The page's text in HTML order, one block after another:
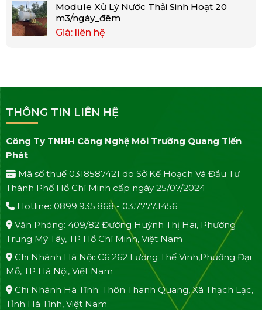
Module Xử Lý Nước Thải Sinh Hoạt 20
m3/ngày_đêm
Giá: liên hệ
THÔNG TIN LIÊN HỆ
Công Ty TNHH Công Nghệ Môi Trường Quang Tiến
Phát
Mã số thuế 0318587421 do Sở Kế Hoạch Và Đầu Tư
Thành Phố Hồ Chí Minh cấp ngày 25/07/2024
Hotline: 0899.935.868 - 03.7777.1456
Văn Phòng: 409/82 Đường Huỳnh Thị Hai, Phường
Trung Mỹ Tây, TP Hồ Chí Minh, Việt Nam
Chi Nhánh Hà Nội: C6 262 Lương Thế Vinh,Phường Đại
Mỗ, TP Hà Nội, Việt Nam
Chi Nhánh Hà Tĩnh: Thôn Thanh Quang, Xã Thạch Lạc,
Tỉnh Hà Tĩnh, Việt Nam